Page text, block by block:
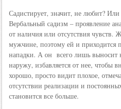
Садистирует, значит, не любит?
Вербальный садизм – проявление
от наличия или отсутствия чувств.
мужчине, поэтому ей и приходится
нападки. А он всего лишь выносит
наружу, избавляется от нее, чтобы
хорошо, просто видит плохое,
отсутствии реализации и
становится все больше.